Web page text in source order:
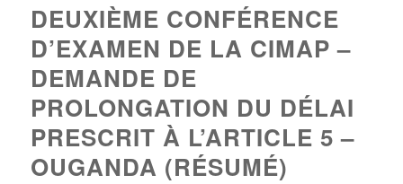
DEUXIÈME CONFÉRENCE
D’EXAMEN DE LA CIMAP –
DEMANDE DE
PROLONGATION DU DÉLAI
PRESCRIT À L’ARTICLE 5 –
OUGANDA (RÉSUMÉ)